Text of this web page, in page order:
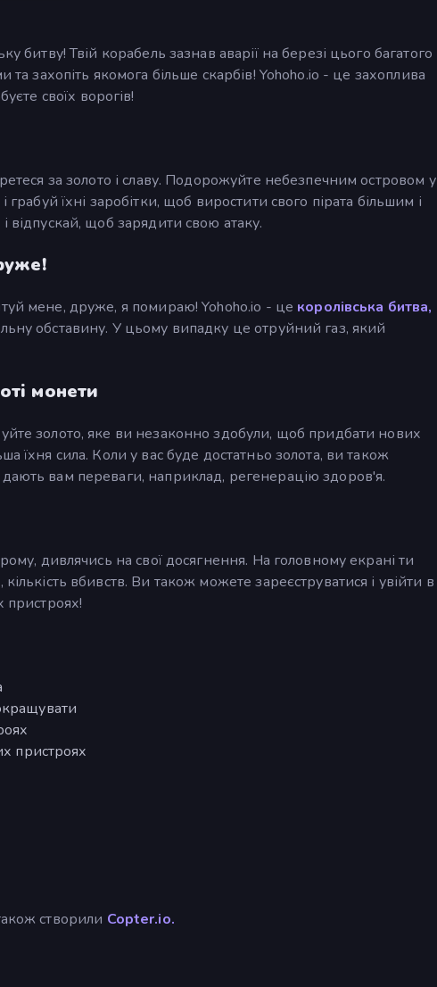
битву! Твій корабель зазнав аварії на березі цього багатого
захопіть якомога більше скарбів! Yohoho.io - це захоплива
своїх ворогів!
за золото і славу. Подорожуйте небезпечним островом у
їхні заробітки, щоб виростити свого пірата більшим і
відпускай, щоб зарядити свою атаку.
мене, друже, я помираю! Yohoho.io - це королівська битва,
обставину. У цьому випадку це отруйний газ, який
монети
золото, яке ви незаконно здобули, щоб придбати нових
їхня сила. Коли у вас буде достатньо золота, ви також
вам переваги, наприклад, регенерацію здоров'я.
дивлячись на свої досягнення. На головному екрані ти
вбивств. Ви також можете зареєструватися і увійти в
пристроях!
пристроях
створили Copter.io.